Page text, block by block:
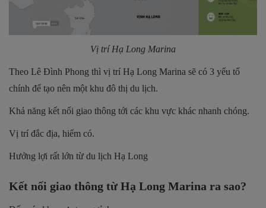
Vị trí Hạ Long Marina
Theo Lê Đình Phong thì vị trí Hạ Long Marina sẽ có 3 yếu tố
chính để tạo nên một khu đô thị du lịch.
Khả năng kết nối giao thông tới các khu vực khác nhanh chóng.
Vị trí đắc địa, hiếm có.
Hưởng lợi rất lớn từ du lịch Hạ Long
Kết nối giao thông từ Hạ Long Marina ra sao?